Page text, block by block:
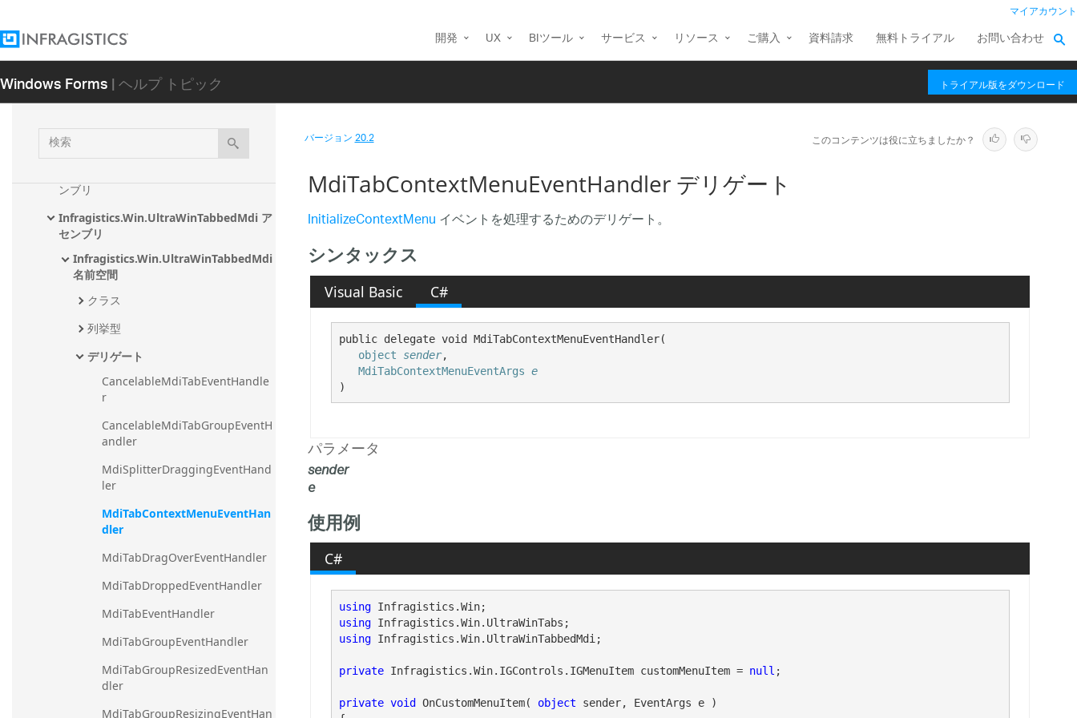
マイアカウント
開発 UX BIツール サービス リソース ご購入 資料請求 無料トライアル お問い合わせ
Windows Forms| ヘルプ トピック トライアル版をダウンロード
検
索
Infragistics.Win.UltraWinRadialMenu ア
センブリ
Infragistics.Win.UltraWinSchedule アセ
ンブリ
Infragistics.Win.UltraWinSpellChecker
アセンブリ
ンブリ
Infragistics.Win.UltraWinTabbedMdi ア
センブリ
Infragistics.Win.UltraWinTabbedMdi
名前空間
クラス
列挙型
デリゲート
CancelableMdiTabEventHandle
r
CancelableMdiTabGroupEventH
andler
MdiSplitterDraggingEventHand
ler
MdiTabContextMenuEventHan
dler
MdiTabDragOverEventHandler
MdiTabDroppedEventHandler
MdiTabEventHandler
MdiTabGroupEventHandler
MdiTabGroupResizedEventHan
dler
MdiTabGroupResizingEventHan
バージョン20.2 このコンテンツは役に立ちましたか？
MdiTabContextMenuEventHandler デリゲート
InitializeContextMenuイベントを処理するためのデリゲート。
シンタックス
Visual Basic C#
public delegate void MdiTabContextMenuEventHandler(
object
sender,
MdiTabContextMenuEventArgs e
)
パラメータ
sender
e
使用例
C#
using
using
using Infragistics.Win.UltraWinTabbedMdi;
private Infragistics.Win.IGControls.IGMenuItem customMenuItem = null ;
private void OnCustomMenuItem( object sender, EventArgs e )